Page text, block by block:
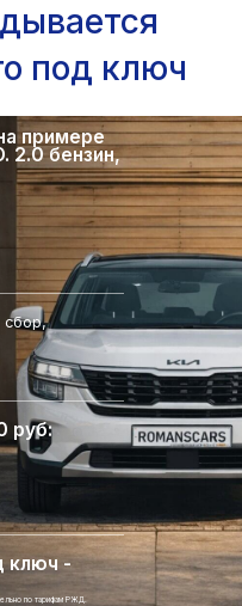
под ключ
примере
2.0 бензин,
руб:
ключ -
по тарифам РЖД.